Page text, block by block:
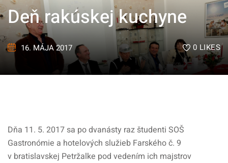
Deň rakúskej kuchyne
16. MÁJA 2017 0 LIKES
Dňa 11. 5. 2017 sa po dvanásty raz študenti SOŠ
Gastronómie a hotelových služieb Farského č. 9
v bratislavskej Petržalke pod vedením ich majstrov